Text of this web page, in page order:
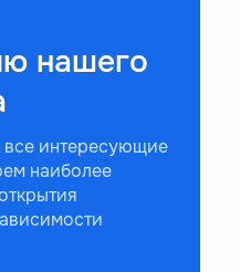
нашего
все интересующие
наиболее